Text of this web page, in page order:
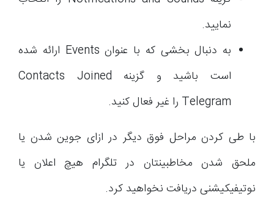
نمایید.
به دنبال بخشی که با عنوان Events ارائه شده
است باشید و گزینه Contacts Joined
Telegram را غیر فعال کنید.
با طی کردن مراحل فوق دیگر در ازای جوین شدن یا
ملحق شدن مخاطبینتان در تلگرام هیچ اعلان یا
نوتیفیکیشنی دریافت نخواهید کرد.